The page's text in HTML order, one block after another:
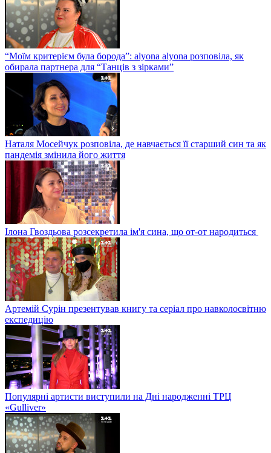
“Моїм критерієм була борода”: alyona alyona розповіла, як
обирала партнера для “Танців з зірками”
Наталя Мосейчук розповіла, де навчається її старший син та як
пандемія змінила його життя
Ілона Гвоздьова розсекретила ім'я сина, що от-от народиться
Артемій Сурін презентував книгу та серіал про навколосвітню
експедицію
Популярні артисти виступили на Дні народженні ТРЦ
«Gulliver»